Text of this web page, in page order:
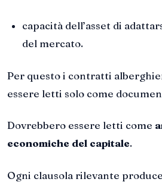
capacità dell’asset di
del mercato.
Per questo i contratti
essere letti solo come
Dovrebbero essere letti come
economiche del capitale.
Ogni clausola rilevante